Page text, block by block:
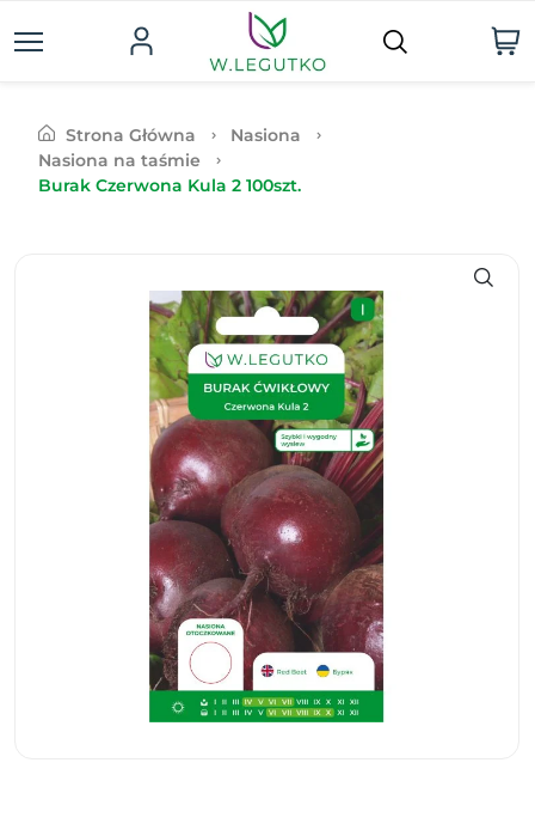
Strona Główna
Nasiona
Nasiona na taśmie
Burak Czerwona Kula 2 100szt.